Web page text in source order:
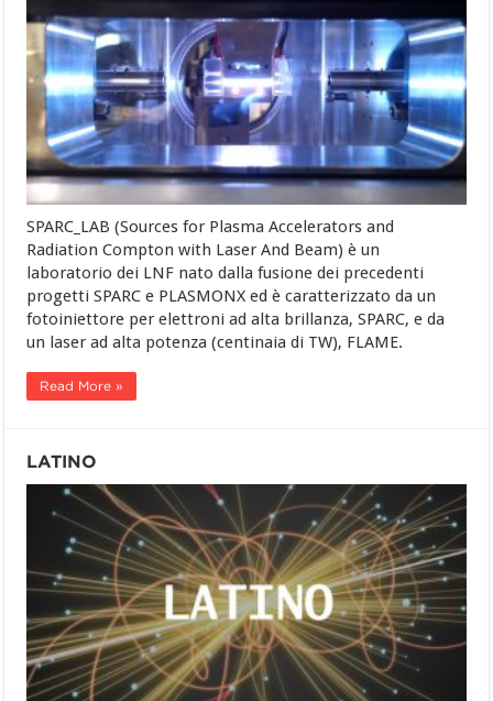
SPARC_LAB (Sources for Plasma Accelerators and
Radiation Compton with Laser And Beam) è un
laboratorio dei LNF nato dalla fusione dei precedenti
progetti SPARC e PLASMONX ed è caratterizzato da un
fotoiniettore per elettroni ad alta brillanza, SPARC, e da
un laser ad alta potenza (centinaia di TW), FLAME.
Read More »
LATINO